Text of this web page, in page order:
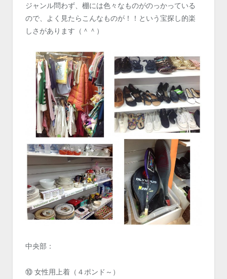
ジャンル問わず、棚には色々なものがのっかっている
ので、よく見たらこんなものが！！という宝探し的楽
しさがあります（＾＾）
中央部：
⑩ 女性用上着（４ポンド～）